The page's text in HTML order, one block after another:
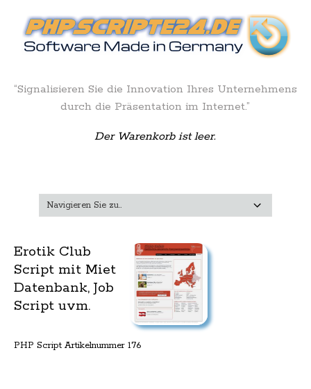
“Signalisieren Sie die Innovation Ihres Unternehmens
durch die Präsentation im Internet.”
Der Warenkorb ist leer.
Erotik Club
Script mit Miet
Datenbank, Job
Script uvm.
PHP Script Artikelnummer 176